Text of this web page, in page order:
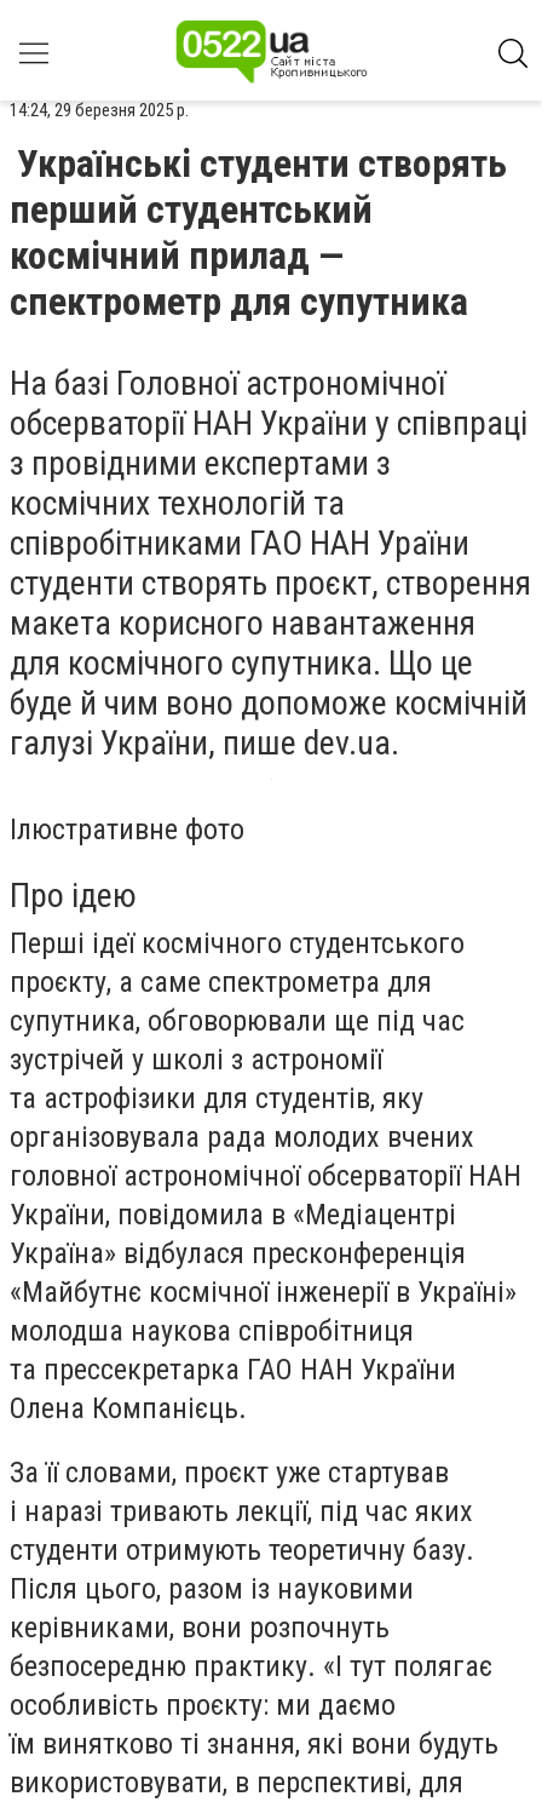
14:24, 29 березня 2025 р.
Українські студенти створять
перший студентський
космічний прилад —
спектрометр для супутника
На базі Головної астрономічної
обсерваторії НАН України у співпраці
з провідними експертами з
космічних технологій та
співробітниками ГАО НАН Ураїни
студенти створять проєкт, створення
макета корисного навантаження
для космічного супутника. Що це
буде й чим воно допоможе космічній
галузі України, пише dev.ua.
Ілюстративне фото
Про ідею
Перші ідеї космічного студентського
проєкту, а саме спектрометра для
супутника, обговорювали ще під час
зустрічей у школі з астрономії
та астрофізики для студентів, яку
організовувала рада молодих вчених
головної астрономічної обсерваторії НАН
України, повідомила в «Медіацентрі
Україна» відбулася пресконференція
«Майбутнє космічної інженерії в Україні»
молодша наукова співробітниця
та прессекретарка ГАО НАН України
Олена Компанієць.
За її словами, проєкт уже стартував
і наразі тривають лекції, під час яких
студенти отримують теоретичну базу.
Після цього, разом із науковими
керівниками, вони розпочнуть
безпосередню практику. «І тут полягає
особливість проєкту: ми даємо
їм винятково ті знання, які вони будуть
використовувати, в перспективі, для